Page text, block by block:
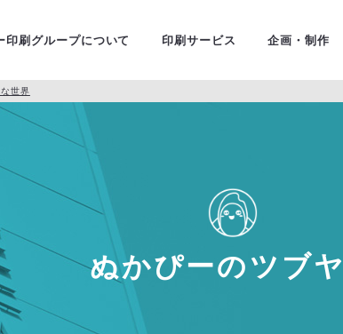
印刷グループについて 印刷サービス
金融・証券
企画・制作
世界
ぬかぴーのツブ